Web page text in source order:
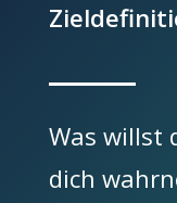
Was willst
dich